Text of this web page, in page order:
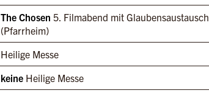
The Chosen 5. Filmabend mit Glaubensaustausch
(Pfarrheim)
Heilige Messe
keineHeilige Messe